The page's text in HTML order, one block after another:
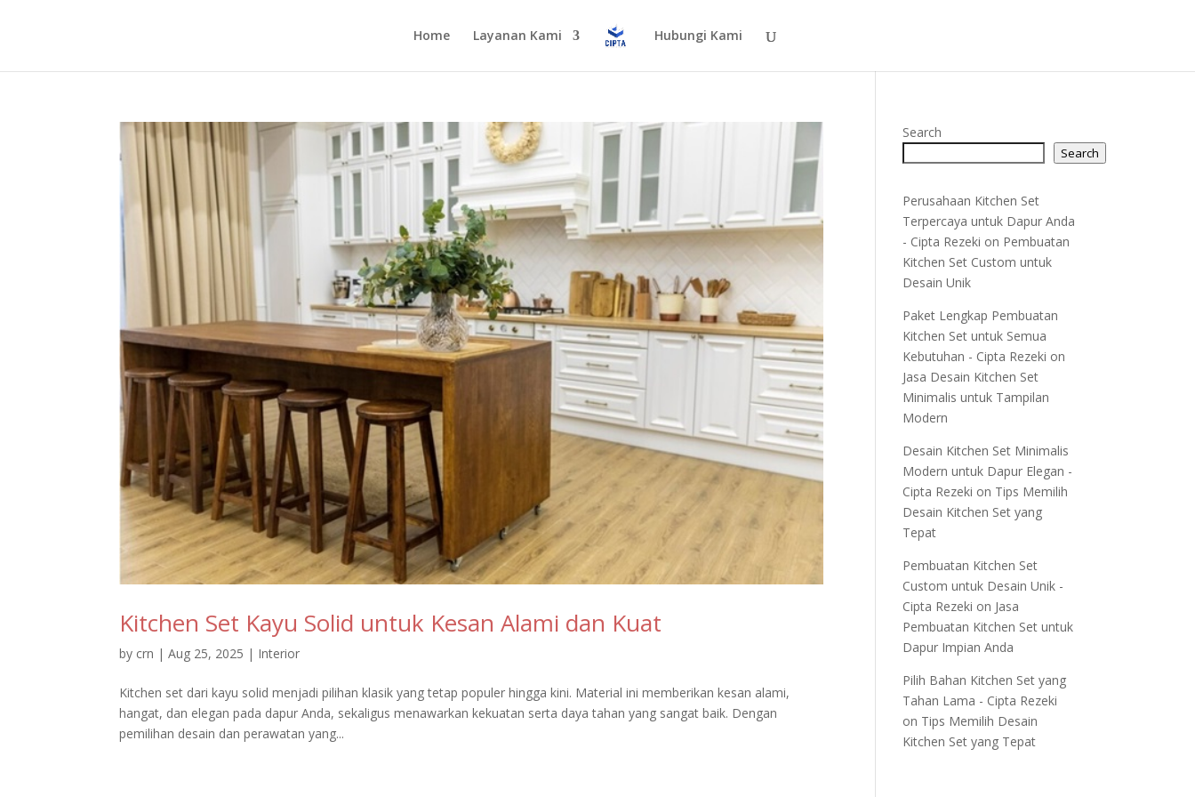
Home Layanan Kami Hubungi Kami
Kitchen Set Kayu Solid untuk Kesan Alami dan Kuat
by crn |Aug 25, 2025 | Interior
Kitchen set dari kayu solid menjadi pilihan klasik yang tetap populer hingga kini. Material ini memberikan kesan alami,
hangat, dan elegan pada dapur Anda, sekaligus menawarkan kekuatan serta daya tahan yang sangat baik. Dengan
pemilihan desain dan perawatan yang...
Search
Search
Perusahaan Kitchen Set
Terpercaya untuk Dapur Anda
- Cipta Rezeki on Pembuatan
Kitchen Set Custom untuk
Desain Unik
Paket Lengkap Pembuatan
Kitchen Set untuk Semua
Kebutuhan - Cipta Rezeki on
Jasa Desain Kitchen Set
Minimalis untuk Tampilan
Modern
Desain Kitchen Set Minimalis
Modern untuk Dapur Elegan -
Cipta Rezeki on Tips Memilih
Desain Kitchen Set yang
Tepat
Pembuatan Kitchen Set
Custom untuk Desain Unik -
Cipta Rezeki on Jasa
Pembuatan Kitchen Set untuk
Dapur Impian Anda
Pilih Bahan Kitchen Set yang
Tahan Lama - Cipta Rezeki
on Tips Memilih Desain
Kitchen Set yang Tepat